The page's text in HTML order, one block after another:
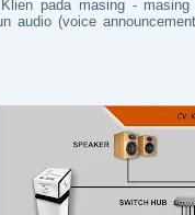
pada masing -
audio (voice